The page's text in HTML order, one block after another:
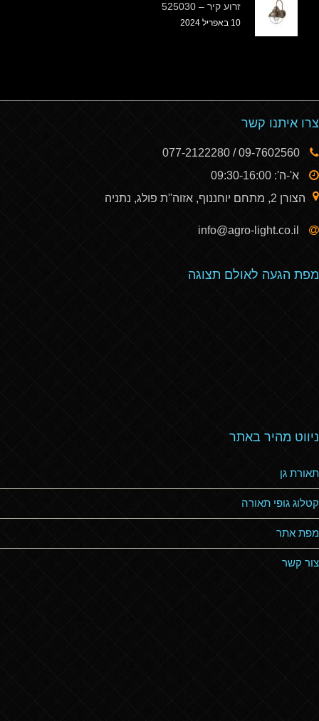
זרוע קיר – 525030
10 באפריל 2024
צרו איתנו קשר
א'-ה': 09:30-16:00
הצורן 2, מתחם יוחננוף, אזוה''ת פולג, נתניה
מפת הגעה לאולם תצוגה
ניווט מהיר באתר
תאורת גן
קטלוג גופי תאורה
מפת אתר
צור קשר